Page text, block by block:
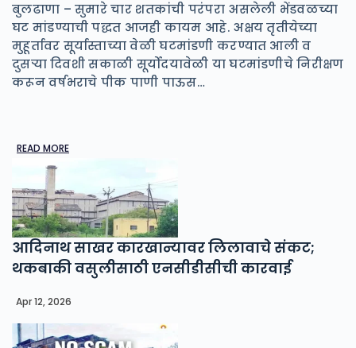
बुलढाणा – सुमारे चार शतकांची परंपरा असलेली भेंडवळच्या
घट मांडण्याची पद्धत आजही कायम आहे. अक्षय तृतीयेच्या
मुहूर्तावर सूर्यास्ताच्या वेळी घटमांडणी करण्यात आली व
दुसऱ्या दिवशी सकाळी सूर्योदयावेळी या घटमांडणीचे निरीक्षण
करून वर्षभराचे पीक पाणी पाऊस…
READ MORE
आदिनाथ साखर कारखान्यावर लिलावाचे संकट;
थकबाकी वसुलीसाठी एनसीडीसीची कारवाई
Apr 12, 2026